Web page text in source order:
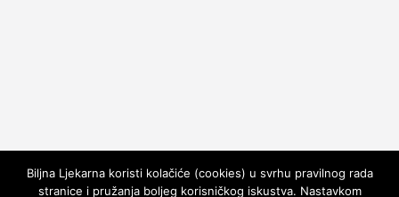
Biljna Ljekarna koristi kolačiće (cookies) u svrhu pravilnog rada
stranice i pružanja boljeg korisničkog iskustva. Nastavkom